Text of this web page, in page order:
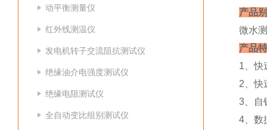
动平衡测量仪
红外线测温仪
发电机转子交流阻抗测试仪
绝缘油介电强度测试仪
绝缘电阻测试仪
全自动变比组别测试仪
产品
微水
产品
1、快
2、快
3、自
4、数